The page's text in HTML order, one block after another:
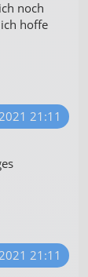
noch
hoffe
21:11
21:11